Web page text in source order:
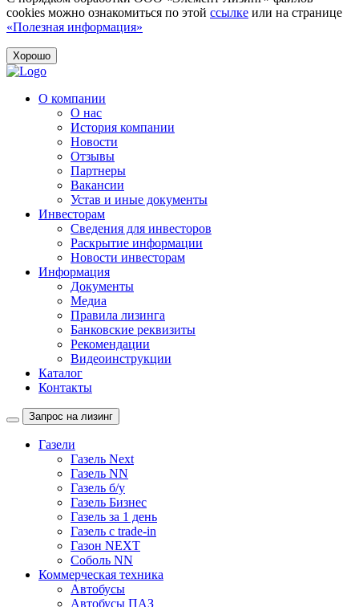
cookies можно ознакомиться по этой ссылке или на странице
«Полезная информация»
Хорошо
О компании
О нас
История компании
Новости
Отзывы
Партнеры
Вакансии
Устав и иные документы
Инвесторам
Сведения для инвесторов
Раскрытие информации
Новости инвесторам
Информация
Документы
Медиа
Правила лизинга
Банковские реквизиты
Рекомендации
Видеоинструкции
Каталог
Контакты
Запрос на лизинг
Газели
Газель Next
Газель NN
Газель б/у
Газель Бизнес
Газель за 1 день
Газель с trade-in
Газон NEXT
Соболь NN
Коммерческая техника
Автобусы
Автобусы ПАЗ